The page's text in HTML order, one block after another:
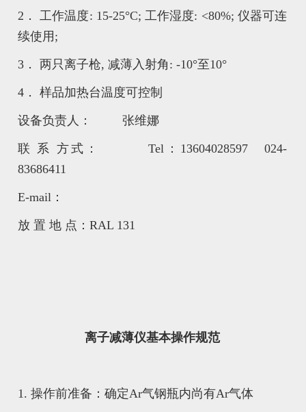
2． 工作温度: 15-25°C; 工作湿度: <80%; 仪器可连
续使用;
3． 两只离子枪, 减薄入射角: -10°至10°
4． 样品加热台温度可控制
设备负责人： 张维娜
联 系 方式： Tel：13604028597 024-
83686411
E-mail：
放 置 地 点：RAL 131
离子减薄仪基本操作规范
1. 操作前准备：确定Ar气钢瓶内尚有Ar气体